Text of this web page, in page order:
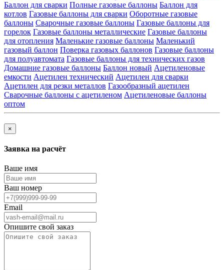
Баллон для сварки Полные газовые баллоны Баллон для
котлов Газовые баллоны для сварки Оборотные газовые
баллоны Сварочные газовые баллоны Газовые баллоны для
горелок Газовые баллоны металлические Газовые баллоны
для отопления Маленькие газовые баллоны Маленький
газовый баллон Поверка газовых баллонов Газовые баллоны
для полуавтомата Газовые баллоны для технических газов
Домашние газовые баллоны Баллон новый Ацетиленовые
емкости Ацетилен технический Ацетилен для сварки
Ацетилен для резки металлов Газообразный ацетилен
Сварочные баллоны с ацетиленом Ацетиленовые баллоны
оптом
×
Заявка на расчёт
Ваше имя
Ваш номер
Email
Опишите свой заказ